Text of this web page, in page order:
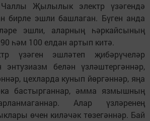
Җылылык электр үзәгендә
бирле эшли башлаган. Бүген анда
эшли, аларның һәркайсының
һәм 100 елдан артып китә.
үзәген эшләтеп җибәрүчеләр
энтузиазм белән үзләштергәннәр,
цехларда кунып йөргәннәр, яңа
бастырганнар, әмма язмышның
Алар үзләренең
өчен киләчәк төзегәннәр. Бай